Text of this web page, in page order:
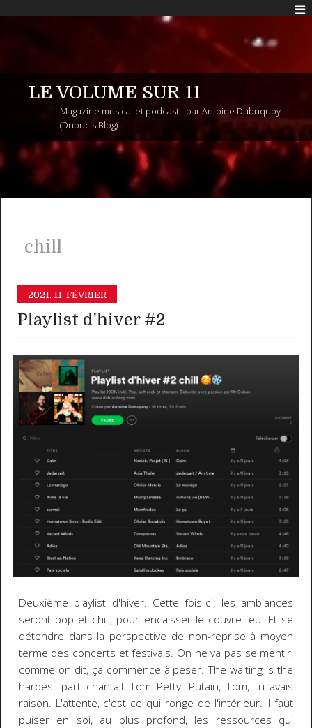
LE VOLUME SUR 11
Magazine musical et podcast - par Antoine Dubuquoy
(Dubuc's Blog)
chill
2021. 11. FÉVRIER
Playlist d'hiver #2
Deuxième playlist d'hiver. Cette fois-ci, les ambiances
seront pop et chill, pour encaisser le couvre-feu. Et se
détendre dans la perspective de non-reprise à moyen
terme des concerts et festivals. On ne va pas se mentir,
comme on dit, ça commence à peser. The waiting is the
hardest part chantait Tom Petty. Putain, Tom, tu avais
raison. L'attente, c'est ce qui ronge de l'intérieur. Il faut
puiser en soi, au plus profond, les ressources qui